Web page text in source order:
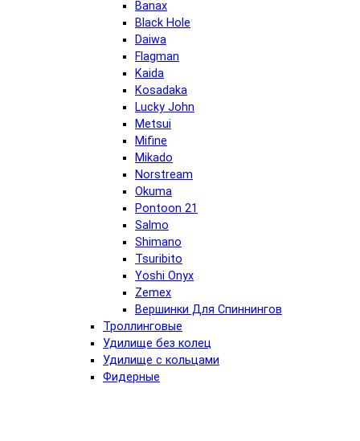
Banax
Black Hole
Daiwa
Flagman
Kaida
Kosadaka
Lucky John
Metsui
Mifine
Mikado
Norstream
Okuma
Pontoon 21
Salmo
Shimano
Tsuribito
Yoshi Onyx
Zemex
Вершинки Для Спиннингов
Троллинговые
Удилище без колец
Удилище с кольцами
Фидерные